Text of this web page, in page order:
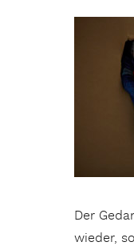
Der
wieder,